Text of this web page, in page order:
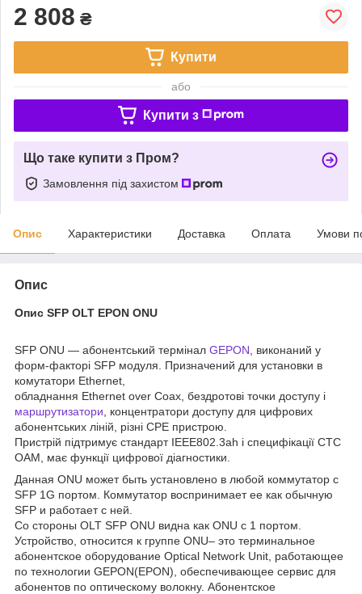
2 808 ₴
Купити
або
Купити з
Що таке купити з Пром?
Замовлення під захистом
Опис Характеристики Доставка Оплата Умови
Опис
Опис SFP OLT EPON ONU
SFP ONU — абонентський термінал GEPON , виконаний у
форм-факторі SFP модуля. Призначений для установки в
комутатори Ethernet,
обладнання Ethernet over Coax, бездротові точки доступу і
маршрутизатори , концентратори доступу для цифрових
абонентських ліній, різні CPE пристрою.
Пристрій підтримує стандарт IEEE802.3ah і специфікації CTC
OAM, має функції цифрової діагностики.
Данная ONU может быть установлено в любой коммутатор с
SFP 1G портом. Коммутатор воспринимает ее как обычную
SFP и работает с ней.
Со стороны OLT SFP ONU видна как ONU с 1 портом.
Устройство, относится к группе ONU– это терминальное
абонентское оборудование Optical Network Unit, работающее
по технологии GEPON(EPON), обеспечивающее сервис для
абонентов по оптическому волокну. Абонентское